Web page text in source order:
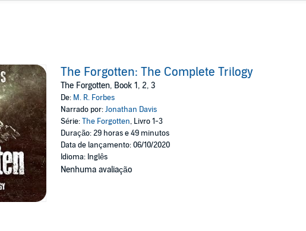
The Forgotten: The Complete Trilogy
The Forgotten, Book 1, 2, 3
De: M. R. Forbes
Narrado por:Jonathan Davis
Série:The Forgotten, Livro 1-3
Duração: 29 horas e 49 minutos
Data de lançamento: 06/10/2020
Idioma: Inglês
Nenhuma avaliação